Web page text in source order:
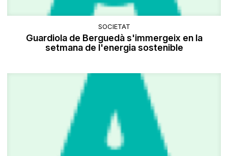
SOCIETAT
Guardiola de Berguedà s'immergeix en la
setmana de l'energia sostenible